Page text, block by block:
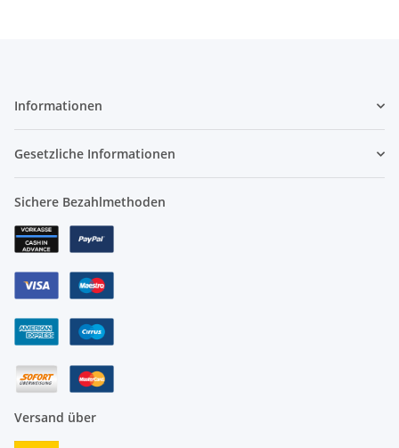
Informationen
Gesetzliche Informationen
Sichere Bezahlmethoden
Versand über